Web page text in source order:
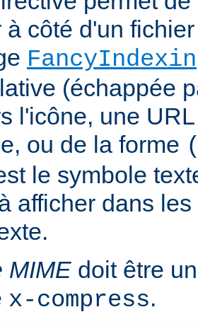
à côté d'un
(échappée
l'icône, une
ou de la forme
le symbole
afficher dans
MIME doit être
x-compress.